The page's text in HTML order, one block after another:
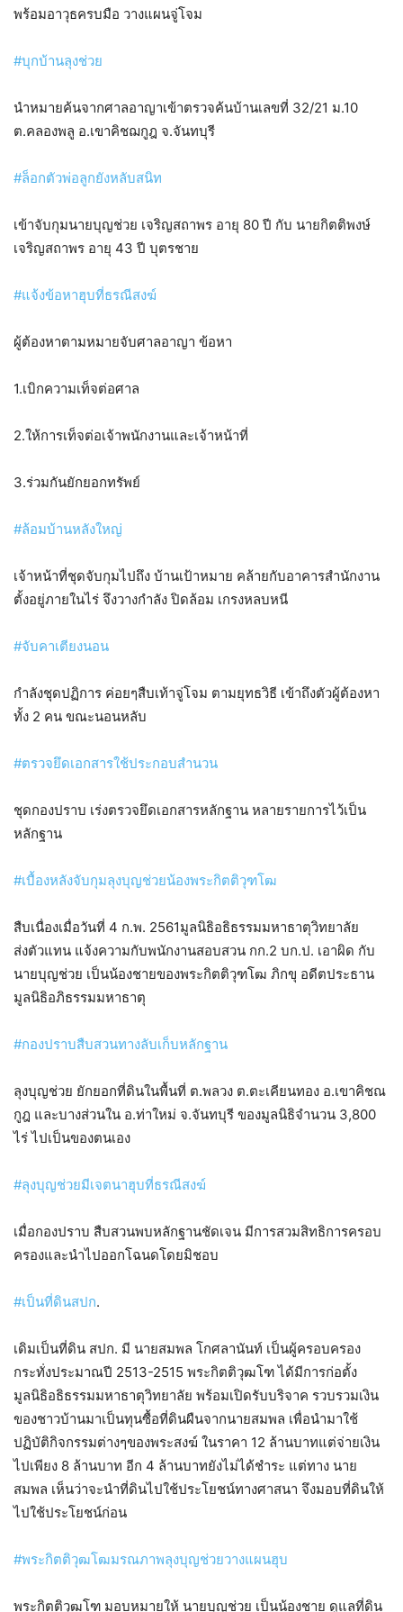
พร้อมอาวุธครบมือ​ วางแผนจู่โจม
#บุกบ้านลุงช่วย
นำหมายค้นจากศาลอาญาเข้าตรวจค้นบ้านเลขที่ 32/21 ม.10
ต.คลองพลู อ.เขาคิชฌกูฎ จ.จันทบุรี
#ล็อกตัวพ่อลูกยังหลับสนิท
เข้าจับกุมนายบุญช่วย เจริญสถาพร อายุ 80 ปี กับ นายกิตติพงษ์
เจริญสถาพร อายุ 43 ปี บุตรชาย
#แจ้งข้อหาฮุบที่ธรณีสงฆ์
ผู้ต้องหาตามหมายจับศาลอาญา ข้อหา
1.เบิกความเท็จต่อศาล
2.ให้การเท็จต่อเจ้าพนักงานและเจ้าหน้าที่​
3.ร่วมกันยักยอกทรัพย์
#ล้อมบ้านหลังใหญ่
เจ้าหน้าที่ชุดจับกุมไปถึง​ บ้านเป้าหมาย​ คล้ายกับอาคารสำนักงาน
ตั้งอยู่ภายในไร่ จึงวางกำลัง​ ปิดล้อม​ เกรงหลบหนี
#จับคาเตียงนอน
กำลังชุดปฏิการ​ ค่อยๆสืบเท้าจู่โจม​ ตามยุทธวิธี​ เข้าถึงตัวผู้ต้องหา​
ทั้ง 2 คน ขณะนอนหลับ
#ตรวจยึดเอกสารใช้ประกอบสำนวน
ชุดกองปราบ​ เร่งตรวจยึดเอกสารหลักฐาน​ หลายรายการไว้เป็น
หลักฐาน
#เบื้องหลังจับกุมลุงบุญช่วยน้องพระกิตติวุฑโฒ
สืบเนื่องเมื่อวันที่ 4 ก.พ. 2561มูลนิธิอธิธรรมมหาธาตุวิทยาลัย​
ส่งตัวแทน​ แจ้งความกับพนักงานสอบสวน กก.2 บก.ป. เอาผิด​ กับ
นายบุญช่วย เป็นน้องชายของพระกิตติวุฑโฒ ภิกขุ อดีตประธาน
มูลนิธิอภิธรรมมหาธาตุ
#กองปราบสืบสวนทางลับเก็บหลักฐาน
ลุงบุญช่วย​ ยักยอกที่ดินในพื้นที่ ต.พลวง ต.ตะเคียนทอง อ.เขาคิชณ
กูฎ และบางส่วนใน อ.ท่าใหม่ จ.จันทบุรี ของมูลนิธิจำนวน 3,800
ไร่ ไปเป็นของตนเอง
#ลุงบุญช่วยมีเจตนาฮุบที่ธรณีสงฆ์
เมื่อกองปราบ​ สืบสวนพบหลักฐานชัดเจน​ มีการสวมสิทธิการครอบ
ครองและนำไปออกโฉนดโดยมิชอบ
#เป็นที่ดินสปก.
เดิมเป็นที่ดิน สปก. มี​ นายสมพล โกศลานันท์ เป็นผู้ครอบครอง
กระทั่งประมาณปี 2513-2515 พระกิตติวุฒโฑ ได้มีการก่อตั้ง
มูลนิธิอธิธรรมมหาธาตุวิทยาลัย พร้อมเปิดรับบริจาค​ รวบรวมเงิน
ของชาวบ้านมาเป็นทุนซื้อที่ดินผืนจากนายสมพล เพื่อนำมาใช้
ปฏิบัติกิจกรรมต่างๆของพระสงฆ์ ในราคา 12 ล้านบาทแต่จ่ายเงิน
ไปเพียง 8 ล้านบาท อีก 4 ล้านบาทยังไม่ได้ชำระ แต่ทาง นาย
สมพล เห็นว่าจะนำที่ดินไปใช้ประโยชน์ทางศาสนา จึงมอบที่ดินให้
ไปใช้ประโยชน์ก่อน
#พระกิตติวุฒโฒมรณภาพลุงบุญช่วยวางแผนฮุบ
พระกิตติวุฒโฑ มอบหมายให้ นายบุญช่วย เป็นน้องชาย​ ดูแลที่ดิน